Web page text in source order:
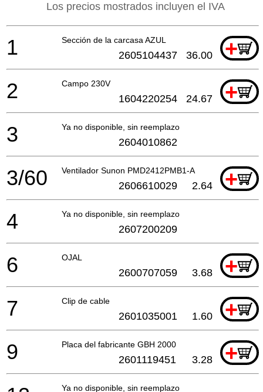
Los precios mostrados incluyen el IVA
Sección de la carcasa AZUL +
1 2605104437 36.00
Campo 230V +
2 1604220254 24.67
Ya no disponible, sin reemplazo
3 2604010862
Ventilador Sunon PMD2412PMB1-A +
3/60 2606610029 2.64
Ya no disponible, sin reemplazo
4 2607200209
OJAL +
6 2600707059 3.68
Clip de cable +
7 2601035001 1.60
Placa del fabricante GBH 2000 +
9 2601119451 3.28
Ya no disponible, sin reemplazo